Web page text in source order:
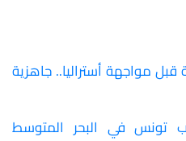
مواجهة أستراليا.. جاهزية
تونس في البحر المتوسط